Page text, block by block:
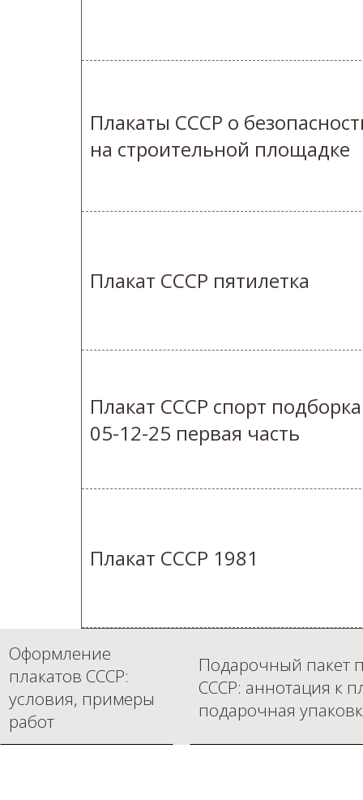
Плакаты СССР о
на строительной площадке
Плакат СССР пятилетка
Плакат СССР спорт подборка
05-12-25 первая часть
Плакат СССР 1981
Оформление
плакатов СССР:
условия, примеры
работ
Подарочный пакет
СССР: аннотация к
подарочная